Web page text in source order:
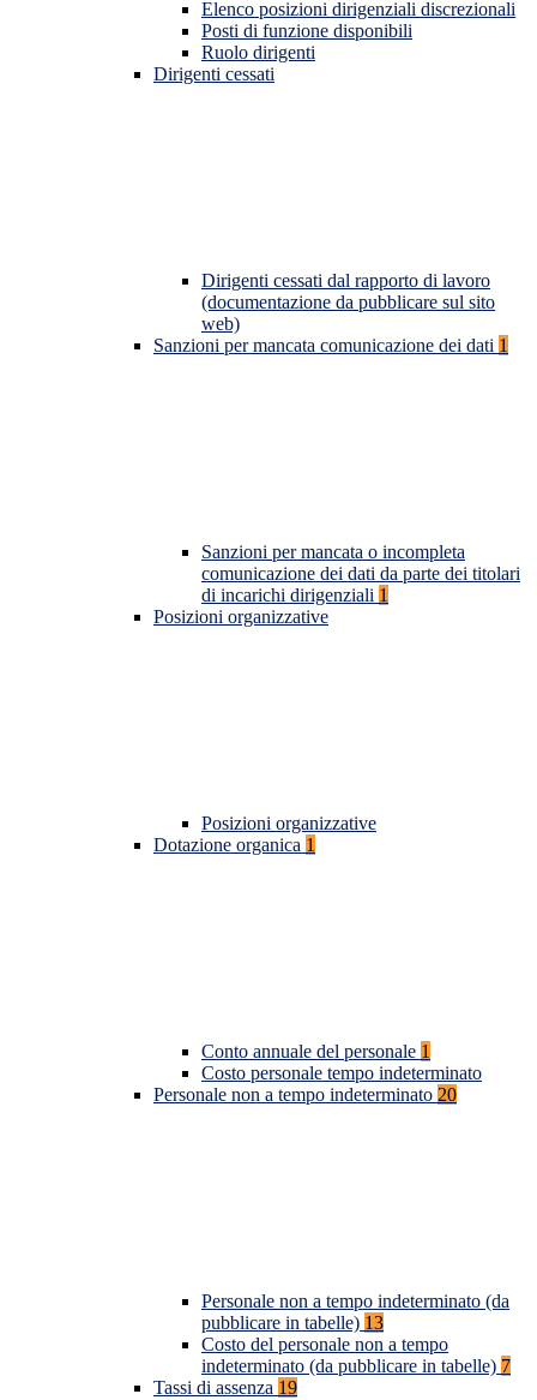
Elenco posizioni dirigenziali discrezionali
Posti di funzione disponibili
Ruolo dirigenti
Dirigenti cessati
Dirigenti cessati dal rapporto di lavoro
(documentazione da pubblicare sul sito
web)
Sanzioni per mancata comunicazione dei dati 1
Sanzioni per mancata o incompleta
comunicazione dei dati da parte dei titolari
di incarichi dirigenziali 1
Posizioni organizzative
Posizioni organizzative
Dotazione organica 1
Conto annuale del personale 1
Costo personale tempo indeterminato
Personale non a tempo indeterminato 20
Personale non a tempo indeterminato (da
pubblicare in tabelle) 13
Costo del personale non a tempo
indeterminato (da pubblicare in tabelle) 7
Tassi di assenza 19